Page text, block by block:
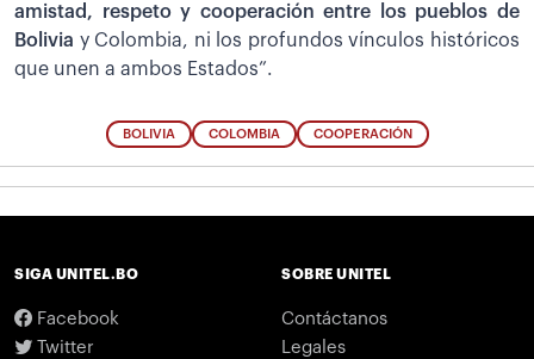
amistad, respeto y cooperación entre los pueblos de
Bolivia y Colombia, ni los profundos vínculos históricos
que unen a ambos Estados”.
BOLIVIA COLOMBIA COOPERACIÓN
SIGA UNITEL.BO
Facebook
Twitter
SOBRE UNITEL
Contáctanos
Legales